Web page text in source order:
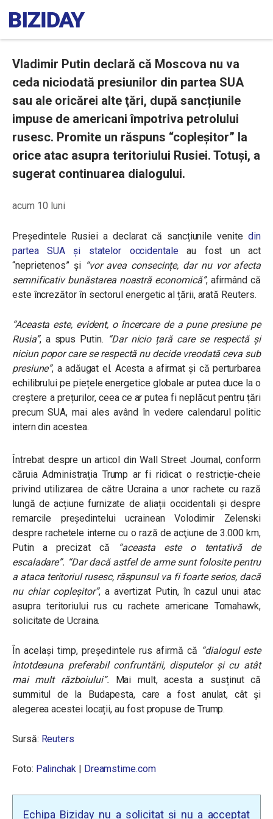
Vladimir Putin declară că Moscova nu va
ceda niciodată presiunilor din partea SUA
sau ale oricărei alte ţări, după sancțiunile
impuse de americani împotriva petrolului
rusesc. Promite un răspuns “copleșitor” la
orice atac asupra teritoriului Rusiei. Totuși, a
sugerat continuarea dialogului.
acum 10 luni
Președintele Rusiei a declarat că sancțiunile venitedin
partea SUA și statelor occidentaleau fost un act
“neprietenos” și “vor avea consecințe, dar nu vor afecta
semnificativ bunăstarea noastră economică”, afirmând că
este încrezător în sectorul energetic al țării, arată Reuters.
“Aceasta este, evident, o încercare de a pune presiune pe
Rusia”, a spus Putin. “Dar nicio țară care se respectă şi
niciun popor care se respectă nu decide vreodată ceva sub
presiune”, a adăugat el. Acesta a afirmat și că perturbarea
echilibrului pe piețele energetice globale ar putea duce la o
creștere a prețurilor, ceea ce ar putea fi neplăcut pentru țări
precum SUA, mai ales având în vedere calendarul politic
intern din acestea.
Întrebat despre un articol din Wall Street Journal, conform
căruia Administrația Trump ar fi ridicat o restricție-cheie
privind utilizarea de către Ucraina a unor rachete cu rază
lungă de acțiune furnizate de aliații occidentali și despre
remarcile președintelui ucrainean Volodimir Zelenski
despre rachetele interne cu o rază de acţiune de 3.000 km,
Putin a precizat că
“aceasta este o tentativă de
escaladare”. “Dar dacă astfel de arme sunt folosite pentru
a ataca teritoriul rusesc, răspunsul va fi foarte serios, dacă
nu chiar copleșitor”, a avertizat Putin, în cazul unui atac
asupra teritoriului rus cu rachete americane Tomahawk,
solicitate de Ucraina.
În același timp, președintele rus afirmă că “dialogul este
întotdeauna preferabil confruntării, disputelor și cu atât
mai mult războiului”. Mai mult, acesta a susținut că
summitul de la Budapesta, care a fost anulat, cât și
alegerea acestei locații, au fost propuse de Trump.
Sursă: Reuters
Foto: Palinchak| Dreamstime.com
Echipa Biziday nu a solicitat și nu a acceptat